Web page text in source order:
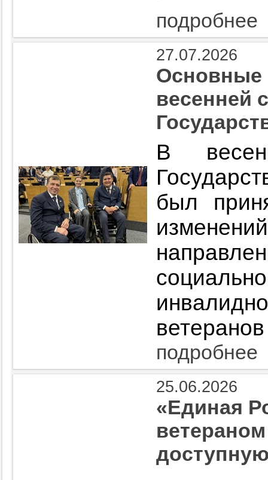
подробнее
27.07.2026
Основные
весенней
В
был
подробнее
25.06.2026
«Единая